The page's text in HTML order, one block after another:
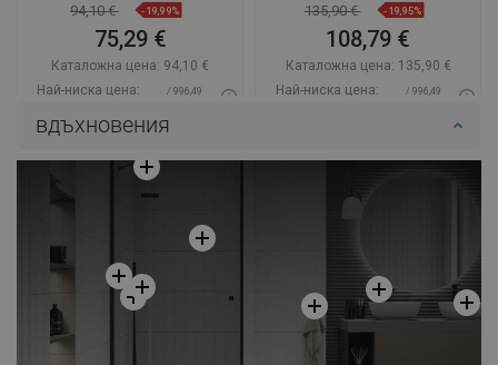
94,10 € -19,99%
75,29 €
Каталожна цена: 94,10 €
Най-ниска цена:
/ 996,49
Наличност:В наличност
Добави в количката
135,90 € -19,95%
108,79 €
Каталожна цена: 135,90 €
Най-ниска цена:
/ 996,49
вдъхновения